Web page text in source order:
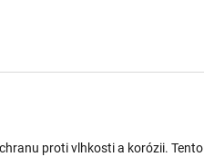
proti vlhkosti a korózii. Tento